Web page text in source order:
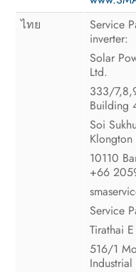
ไทย
Service
inverter:
Solar
Ltd.
333/
Building
Soi
10110
+66
Service
Tirathai
516/1
Industrial